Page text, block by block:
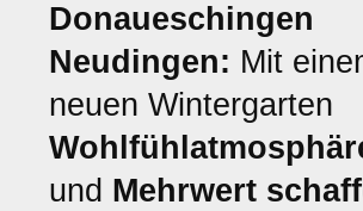
Donaueschingen
Neudingen: Mit
neuen Wintergarten
und Mehrwert